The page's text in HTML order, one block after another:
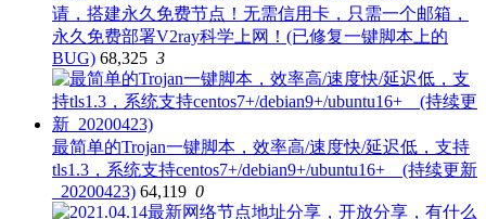
请，搭建永久免费节点！无需信用卡，只需一个邮箱，
永久免费部署V2ray科学上网！(已修复一键脚本上的
BUG) 68,325 3
最简单的Trojan一键脚本，效率高/速度快/延迟低，支持
tls1.3，系统支持centos7+/debian9+/ubuntu16+ (持续更新
_20200423) 64,119 0